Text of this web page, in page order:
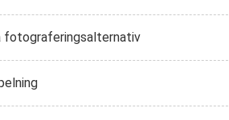
fotograferingsalternativ